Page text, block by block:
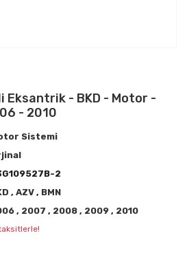
Eksantrik - BKD - Motor -
- 2010
Sistemi
2
,AZV, BMN
, 2007, 2008, 2009, 2010